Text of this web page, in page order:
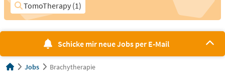
TomoTherapy (1)
Schicke mir neue Jobs per E-Mail
Jobs Brachytherapie